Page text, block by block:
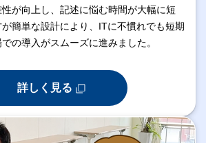
が向上し、記述に悩む時間が大幅に短
簡単な設計により、ITに不慣れでも短期
の導入がスムーズに進みました。
詳しく見る